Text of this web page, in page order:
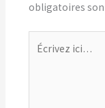
obligatoires
ici…